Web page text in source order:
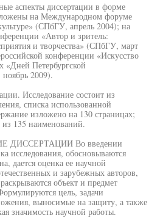
аспекты диссертации в форме
на Международном форуме
(СПбГУ, апрель 2004); на
«Автор и зритель:
и творчества» (СПбГУ, март
конференции «Искусство
«Дней Петербургской
2009).
Исследование состоит из
списка использованной
изложено на 130 страницах;
из 135 наименований.
Во введении
исследования, обосновываются
дается оценка ее научной
и зарубежных авторов,
объект и предмет
цель, задачи
выносимые на защиту, а также
значимость научной работы.